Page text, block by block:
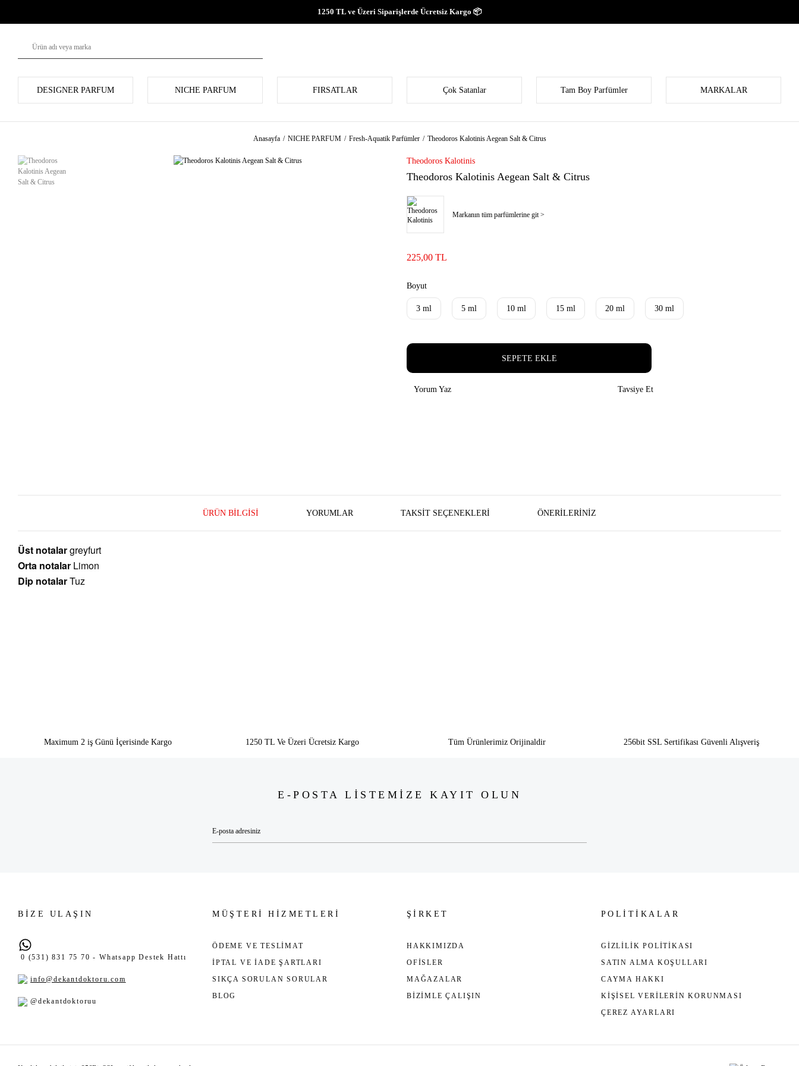
1250 TL ve Üzeri Siparişlerde Ücretsiz Kargo 📦
DESIGNER PARFUM NICHE PARFUM FIRSATLAR Çok Satanlar Tam Boy Parfümler MARKALAR
Anasayfa NICHE PARFUM Fresh-Aquatik Parfümler Theodoros Kalotinis Aegean Salt & Citrus
Theodoros Kalotinis
Theodoros Kalotinis Aegean Salt & Citrus
Markanın tüm parfümlerine git >
225,00 TL
Boyut
3 ml 5 ml 10 ml 15 ml 20 ml 30 ml
SEPETE EKLE
Yorum Yaz Tavsiye Et
ÜRÜN BILGISI YORUMLAR TAKSIT SEÇENEKLERI ÖNERILERINIZ
Üst notalargreyfurt
Orta notalar Limon
Dip notalarTuz
Maximum 2 iş Günü İçerisinde Kargo 1250 TL Ve Üzeri Ücretsiz Kargo Tüm Ürünlerimiz Orijinaldir 256bit SSL Sertifikası Güvenli Alışveriş
E-POSTA LİSTEMİZE KAYIT OLUN
BİZE ULAŞIN
0 (531) 831 75 70 - Whatsapp Destek Hattı
info@dekantdoktoru.com
@dekantdoktoruu
MÜŞTERİ HİZMETLERİ
ÖDEME VE TESLİMAT
İPTAL VE İADE ŞARTLARI
SIKÇA SORULAN SORULAR
BLOG
ŞİRKET
HAKKIMIZDA
OFİSLER
MAĞAZALAR
BİZİMLE ÇALIŞIN
POLİTİKALAR
GİZLİLİK POLİTİKASI
SATIN ALMA KOŞULLARI
CAYMA HAKKI
KİŞİSEL VERİLERİN KORUNMASI
ÇEREZ AYARLARI